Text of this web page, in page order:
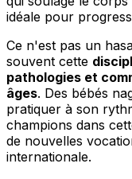
idéale pour
Ce n'est pas un
souvent cette
pathologies et
âges. Des bébés
pratiquer à son
champions dans
de nouvelles
internationale.